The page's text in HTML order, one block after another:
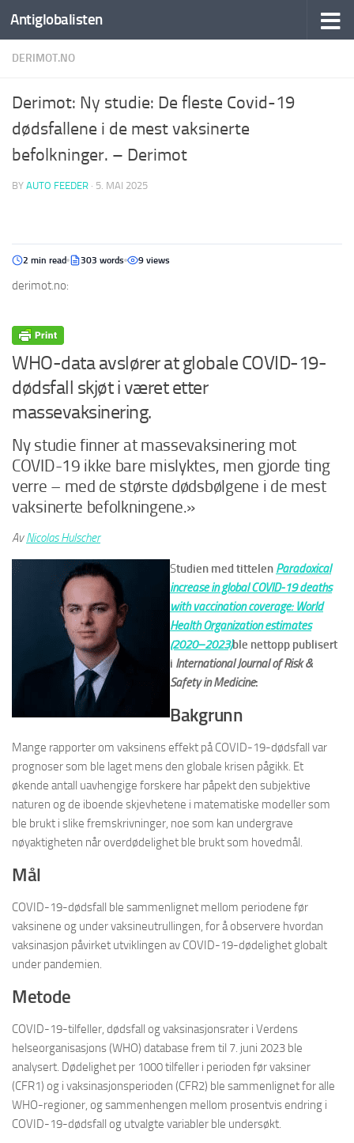
Antiglobalisten
DERIMOT.NO
Derimot: Ny studie: De fleste Covid-19
dødsfallene i de mest vaksinerte
befolkninger. – Derimot
BY AUTO FEEDER · 5. MAI 2025
2 min read 303 words 9 views
derimot.no:
WHO-data avslører at globale COVID-19-
dødsfall skjøt i været etter
massevaksinering.
Ny studie finner at massevaksinering mot
COVID-19 ikke bare mislyktes, men gjorde ting
verre – med de største dødsbølgene i de mest
vaksinerte befolkningene.»
AvNicolas Hulscher
Studien med tittelen Paradoxical
increase in global COVID-19 deaths
with vaccination coverage: World
Health Organization estimates
(2020–2023)ble nettopp publisert
i International Journal of Risk &
Safety in Medicine:
Bakgrunn
Mange rapporter om vaksinens effekt på COVID-19-dødsfall var
prognoser som ble laget mens den globale krisen pågikk. Et
økende antall uavhengige forskere har påpekt den subjektive
naturen og de iboende skjevhetene i matematiske modeller som
ble brukt i slike fremskrivninger, noe som kan undergrave
nøyaktigheten når overdødelighet ble brukt som hovedmål.
Mål
COVID-19-dødsfall ble sammenlignet mellom periodene før
vaksinene og under vaksineutrullingen, for å observere hvordan
vaksinasjon påvirket utviklingen av COVID-19-dødelighet globalt
under pandemien.
Metode
COVID-19-tilfeller, dødsfall og vaksinasjonsrater i Verdens
helseorganisasjons (WHO) database frem til 7. juni 2023 ble
analysert. Dødelighet per 1000 tilfeller i perioden før vaksiner
(CFR1) og i vaksinasjonsperioden (CFR2) ble sammenlignet for alle
WHO-regioner, og sammenhengen mellom prosentvis endring i
COVID-19-dødsfall og utvalgte variabler ble undersøkt.